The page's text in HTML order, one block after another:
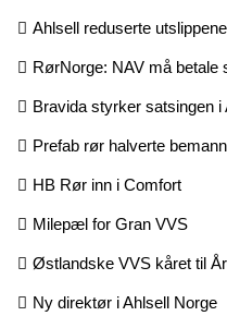
Ahlsell reduserte
RørNorge: NAV må betale
Bravida styrker satsingen
Prefab rør halverte
HB Rør inn i Comfort
Milepæl for Gran VVS
Østlandske VVS kåret til
Ny direktør i Ahlsell Norge